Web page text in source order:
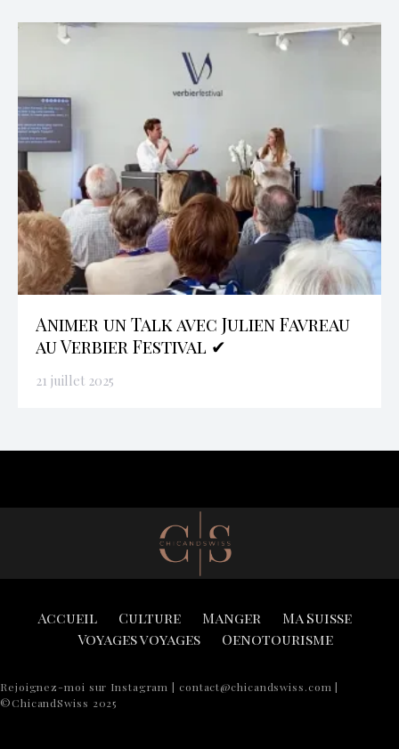
Animer un Talk avec Julien Favreau
au Verbier Festival ✔
21 juillet 2025
Accueil Culture Manger
Ma Suisse
Voyages voyages
Oenotourisme
Rejoignez-moi sur Instagram | contact@chicandswiss.com |
©ChicandSwiss 2025